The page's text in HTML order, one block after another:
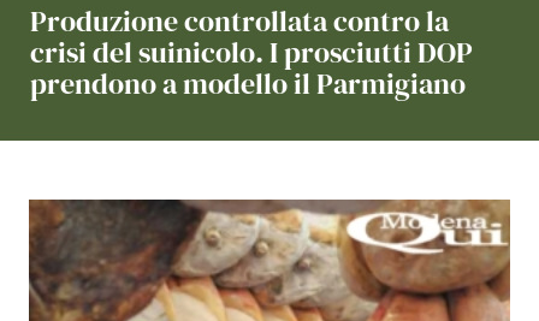
Produzione controllata contro la
crisi del suinicolo. I prosciutti DOP
prendono a modello il Parmigiano